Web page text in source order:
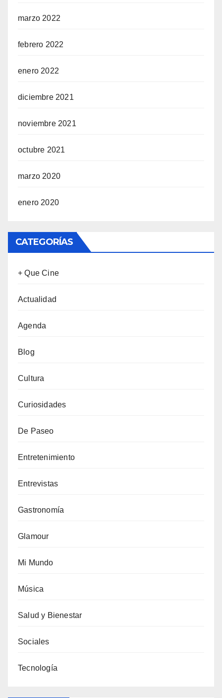
marzo 2022
febrero 2022
enero 2022
diciembre 2021
noviembre 2021
octubre 2021
marzo 2020
enero 2020
CATEGORÍAS
+ Que Cine
Actualidad
Agenda
Blog
Cultura
Curiosidades
De Paseo
Entretenimiento
Entrevistas
Gastronomía
Glamour
Mi Mundo
Música
Salud y Bienestar
Sociales
Tecnología